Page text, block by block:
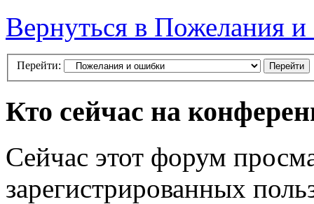
Вернуться в Пожелания
Перейти:
Кто сейчас на
Сейчас этот форум
зарегистрированных